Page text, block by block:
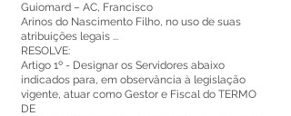
Guiomard – AC, Francisco
Arinos do Nascimento Filho, no uso de suas
atribuições legais ...
RESOLVE:
Artigo 1º - Designar os Servidores abaixo
indicados para, em observância à legislação
vigente, atuar como Gestor e Fiscal do TERMO
DE